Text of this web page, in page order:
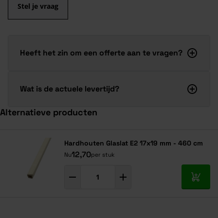
Stel je vraag
Heeft het zin om een offerte aan te vragen?
Wat is de actuele levertijd?
Alternatieve producten
Hardhouten Glaslat E2 17x19 mm - 460 cm
Nu12,70per stuk
In